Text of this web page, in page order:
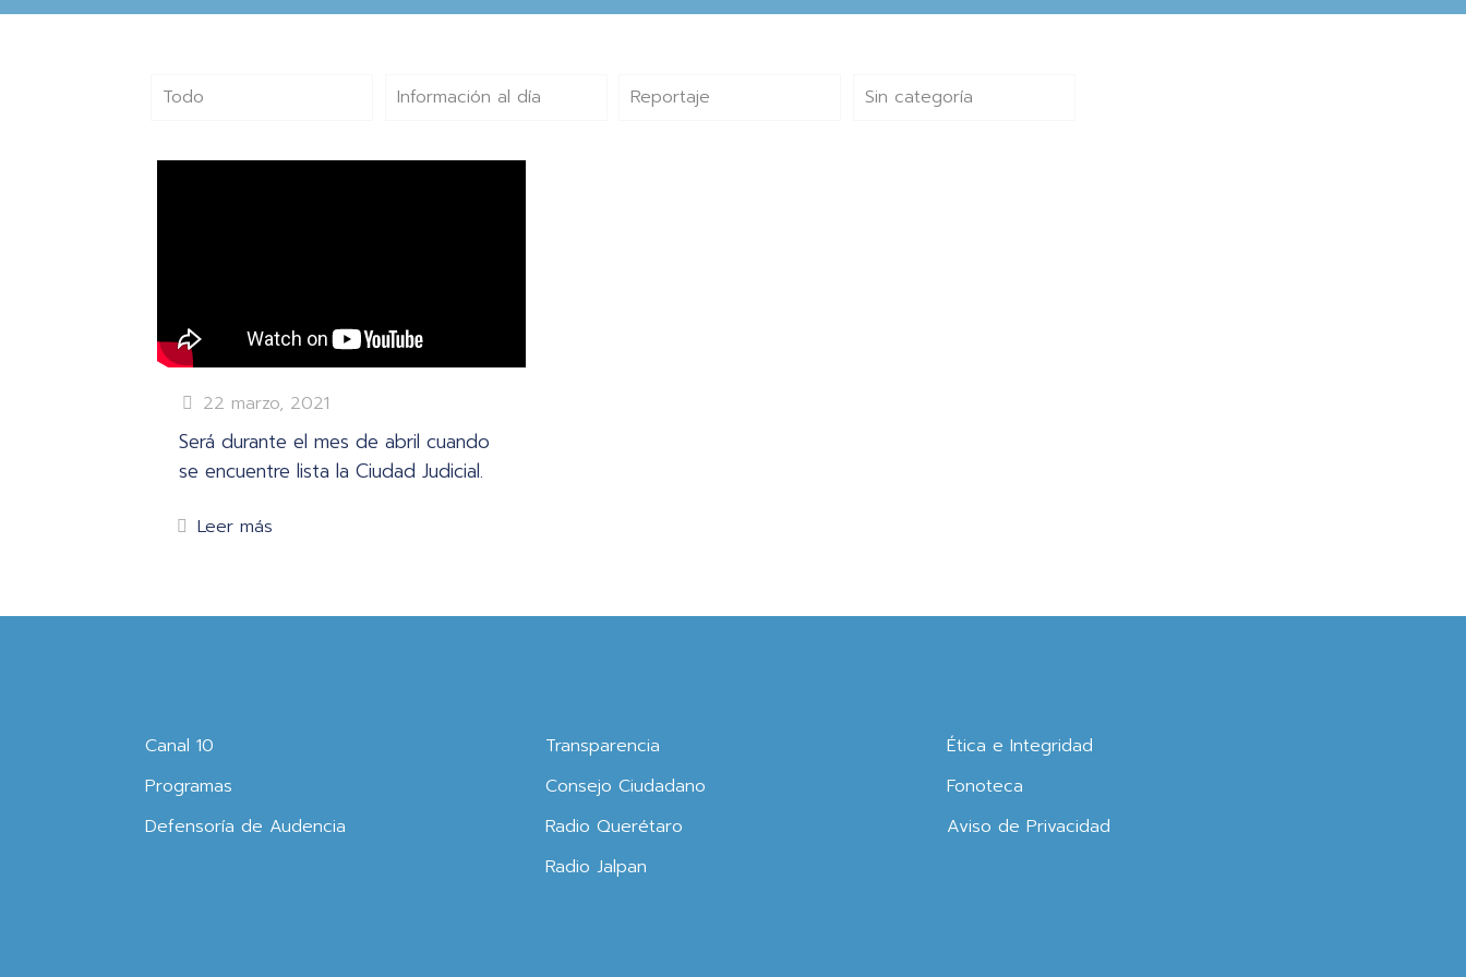
Todo Información al día Reportaje Sin categoría
22 marzo, 2021
Será durante el mes de abril cuando
se encuentre lista la Ciudad Judicial.
Leer más
Canal 10
Programas
Defensoría de Audencia
Transparencia
Consejo Ciudadano
Radio Querétaro
Radio Jalpan
Ética e Integridad
Fonoteca
Aviso de Privacidad